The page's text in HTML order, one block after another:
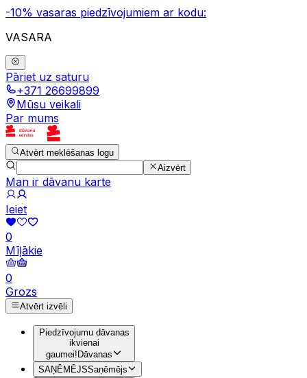
-10% vasaras piedzīvojumiem ar kodu:
VASARA
Pāriet uz saturu
+371 26699899
Mūsu veikali
Par mums
Atvērt meklēšanas logu
Aizvērt
Man ir dāvanu karte
Ieiet
0
Mīļākie
0
Grozs
Atvērt izvēli
Piedzīvojumu dāvanas
ikvienai
gaumei!Dāvanas
SAŅĒMĒJSSaņēmējs